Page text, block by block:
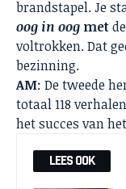
brandstapel. Je
oog in oog met
voltrokken. Dat
bezinning.
AM: De tweede
totaal 118
het succes van
LEES OOK